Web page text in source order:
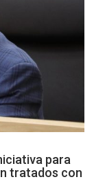
para
tratados con